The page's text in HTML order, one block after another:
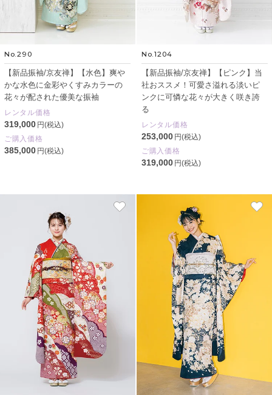
No.290
【新品振袖/京友禅】【水色】爽や
かな水色に金彩やくすみカラーの
花々が配された優美な振袖
レンタル価格
319,000 円(税込)
ご購入価格
385,000 円(税込)
No.1204
【新品振袖/京友禅】【ピンク】当
社おススメ！可愛さ溢れる淡いピ
ンクに可憐な花々が大きく咲き誇
る
レンタル価格
253,000 円(税込)
ご購入価格
319,000 円(税込)